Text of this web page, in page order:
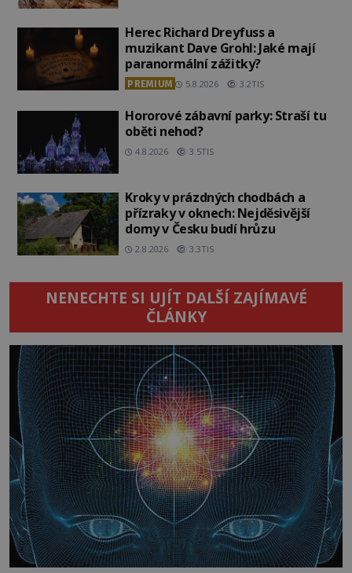
Herec Richard Dreyfuss a
muzikant Dave Grohl: Jaké mají
paranormální zážitky?
PREMIUM 5.8.2026 3.2TIS
Hororové zábavní parky: Straší tu
oběti nehod?
4.8.2026 3.5TIS
Kroky v prázdných chodbách a
přízraky v oknech: Nejděsivější
domy v Česku budí hrůzu
2.8.2026 3.3TIS
NENECHTE SI UJÍT DALŠÍ ZAJÍMAVÉ
ČLÁNKY